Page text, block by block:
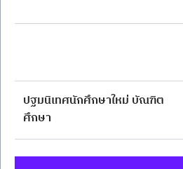
ปฐมนิเทศนักศึกษาใหม่ บัณฑิต
ศึกษา